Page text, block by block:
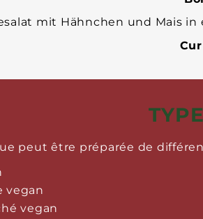
peut être préparée de
vegan
vegan